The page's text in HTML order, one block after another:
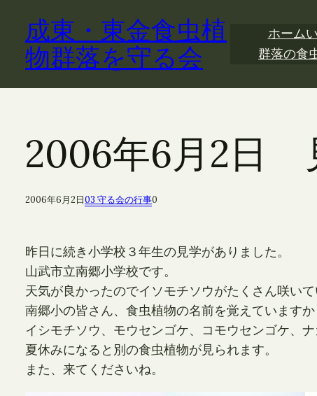
キ
成東・東金食虫植
物群落を守る会
ホーム
群落の食
2006年6月2日
2006年6月2日03 守る会の行事0
昨日に続き小学校３年生の見学がありました。
山武市立南郷小学校です。
天気が良かったのでイソモチソウがたくさん咲いて
南郷小の皆さん、食虫植物の名前を覚えていますか
イシモチソウ、モウセンゴケ、コモウセンゴケ、
夏休みになると別の食虫植物が見られます。
また、来てくださいね。